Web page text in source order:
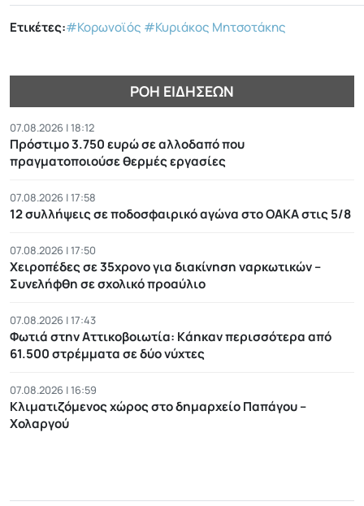
Ετικέτες:#Κορωνοϊός #Κυριάκος Μητσοτάκης
ΡΟΉ ΕΙΔΉΣΕΩΝ
07.08.2026 | 18:12
Πρόστιμο 3.750 ευρώ σε αλλοδαπό που
πραγματοποιούσε θερμές εργασίες
07.08.2026 | 17:58
12 συλλήψεις σε ποδοσφαιρικό αγώνα στο ΟΑΚΑ στις 5/8
07.08.2026 | 17:50
Χειροπέδες σε 35χρονο για διακίνηση ναρκωτικών –
Συνελήφθη σε σχολικό προαύλιο
07.08.2026 | 17:43
Φωτιά στην Αττικοβοιωτία: Kάηκαν περισσότερα από
61.500 στρέμματα σε δύο νύχτες
07.08.2026 | 16:59
Κλιματιζόμενος χώρος στο δημαρχείο Παπάγου –
Χολαργού